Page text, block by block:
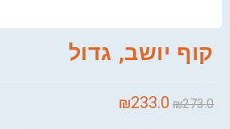
קוף יושב, גדול
₪273.0
₪233.0